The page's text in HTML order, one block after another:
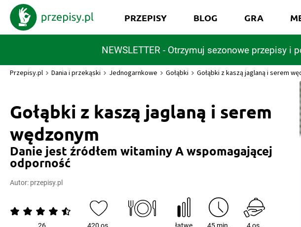
NEWSLETTER - Otrzymuj sezonowe przepisy i
PRZEPISY BLOG GRA
Przepisy.pl Dania i przekąski Jednogarnkowe Gołąbki Gołąbki z kaszą jaglaną i serem
Gołąbki z kaszą jaglaną i serem
wędzonym
Danie jest źródłem witaminy A wspomagającej
odporność
Autor: przepisy.pl